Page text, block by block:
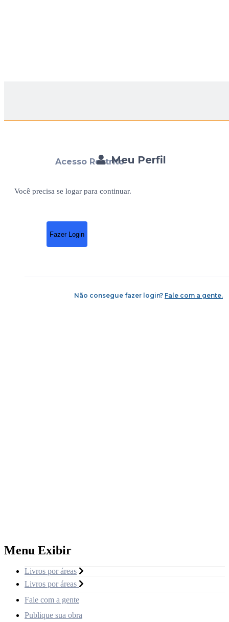
Meu Perfil
Acesso Restrito
Você precisa se logar para continuar.
Fazer Login
Não consegue fazer login? Fale com a gente.
Menu Exibir
Livros por áreas
Livros por áreas
Fale com a gente
Publique sua obra